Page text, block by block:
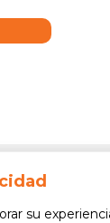
su